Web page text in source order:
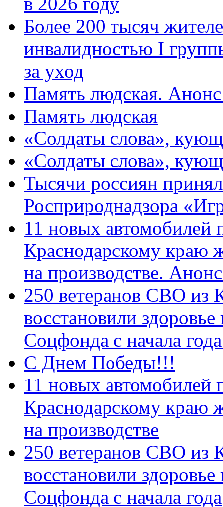
Более 200 тысяч
инвалидностью I
за уход
Память людская.
Память людская
«Солдаты слова»,
«Солдаты слова»,
Тысячи россиян
Росприроднадзора
11 новых автомобилей
Краснодарскому краю
на производстве.
250 ветеранов СВО из
восстановили
Соцфонда с начала
С Днем Победы!!!
11 новых автомобилей
Краснодарскому краю
на производстве
250 ветеранов СВО из
восстановили
Соцфонда с начала года